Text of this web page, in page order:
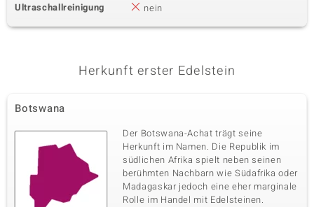
Ultraschallreinigung
nein
Herkunft erster Edelstein
Botswana
Der Botswana-Achat trägt seine
Herkunft im Namen. Die Republik im
südlichen Afrika spielt neben seinen
berühmten Nachbarn wie Südafrika oder
Madagaskar jedoch eine eher marginale
Rolle im Handel mit Edelsteinen.